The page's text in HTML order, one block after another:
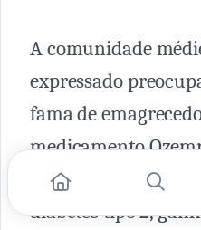
A comunidade
expressado
fama de
medicamento
recomendado para
diabetes tipo 2,